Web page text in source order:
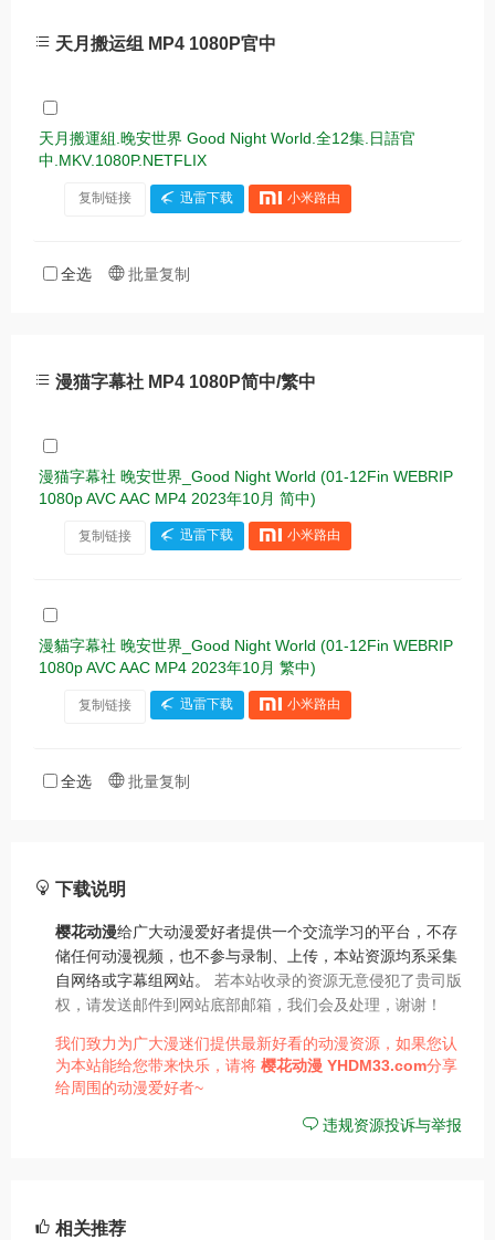
天月搬运组 MP4 1080P官中
天月搬運組.晚安世界 Good Night World.全12集.日語官
中.MKV.1080P.NETFLIX
复制链接 迅雷下载 小米路由
全选 批量复制
漫猫字幕社 MP4 1080P简中/繁中
漫猫字幕社 晚安世界_Good Night World (01-12Fin WEBRIP
1080p AVC AAC MP4 2023年10月 简中)
复制链接 迅雷下载 小米路由
漫貓字幕社 晚安世界_Good Night World (01-12Fin WEBRIP
1080p AVC AAC MP4 2023年10月 繁中)
复制链接 迅雷下载 小米路由
全选 批量复制
下载说明
樱花动漫给广大动漫爱好者提供一个交流学习的平台，不存
储任何动漫视频，也不参与录制、上传，本站资源均系采集
自网络或字幕组网站。 若本站收录的资源无意侵犯了贵司版
权，请发送邮件到网站底部邮箱，我们会及处理，谢谢！
我们致力为广大漫迷们提供最新好看的动漫资源，如果您认
为本站能给您带来快乐，请将 樱花动漫 YHDM33.com分享
给周围的动漫爱好者~
违规资源投诉与举报
相关推荐